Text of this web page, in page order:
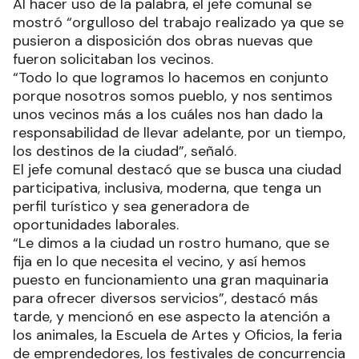
Al hacer uso de la palabra, el jefe comunal se
mostró “orgulloso del trabajo realizado ya que se
pusieron a disposición dos obras nuevas que
fueron solicitaban los vecinos.
“Todo lo que logramos lo hacemos en conjunto
porque nosotros somos pueblo, y nos sentimos
unos vecinos más a los cuáles nos han dado la
responsabilidad de llevar adelante, por un tiempo,
los destinos de la ciudad”, señaló.
El jefe comunal destacó que se busca una ciudad
participativa, inclusiva, moderna, que tenga un
perfil turístico y sea generadora de
oportunidades laborales.
“Le dimos a la ciudad un rostro humano, que se
fija en lo que necesita el vecino, y así hemos
puesto en funcionamiento una gran maquinaria
para ofrecer diversos servicios”, destacó más
tarde, y mencionó en ese aspecto la atención a
los animales, la Escuela de Artes y Oficios, la feria
de emprendedores, los festivales de concurrencia